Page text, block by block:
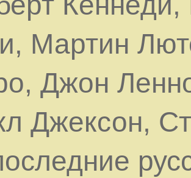
Мартин
Джон
Джексон,